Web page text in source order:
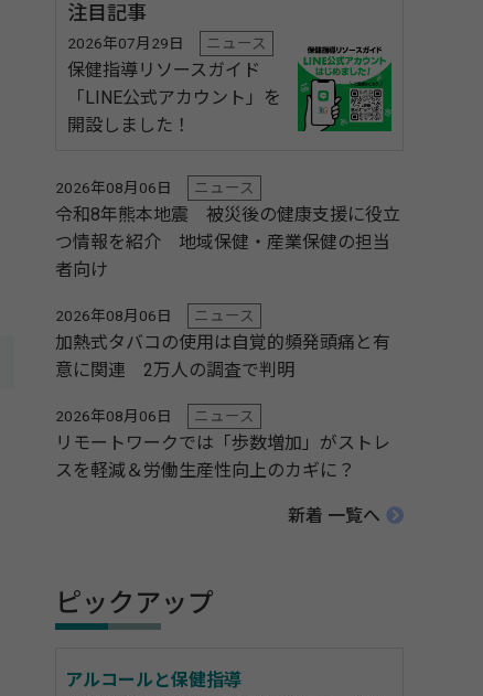
注目記事
2026年07月29日 ニュース
保健指導リソースガイド
「LINE公式アカウント」を
開設しました！
2026年08月06日 ニュース
令和8年熊本地震 被災後の健康支援に役立
つ情報を紹介 地域保健・産業保健の担当
者向け
2026年08月06日 ニュース
加熱式タバコの使用は自覚的頻発頭痛と有
意に関連 2万人の調査で判明
2026年08月06日 ニュース
リモートワークでは「歩数増加」がストレ
スを軽減＆労働生産性向上のカギに？
新着 一覧へ
ピックアップ
アルコールと保健指導